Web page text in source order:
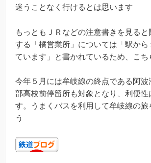
迷うことなく行けるとは思います
もっともＪＲなどの注意書きを見る
する「橘営業所」については「駅か
ています」と書かれているため、こち
今年５月には牟岐線の終点である阿
部高校前停留所も対象となり、利便性
す。うまくバスを利用して牟岐線の旅
う